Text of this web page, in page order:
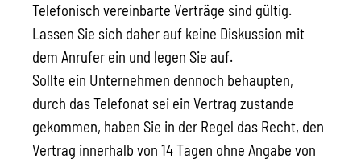
Telefonisch vereinbarte Verträge sind gültig.
Lassen Sie sich daher auf keine Diskussion mit
dem Anrufer ein und legen Sie auf.
Sollte ein Unternehmen dennoch behaupten,
durch das Telefonat sei ein Vertrag zustande
gekommen, haben Sie in der Regel das Recht, den
Vertrag innerhalb von 14 Tagen ohne Angabe von